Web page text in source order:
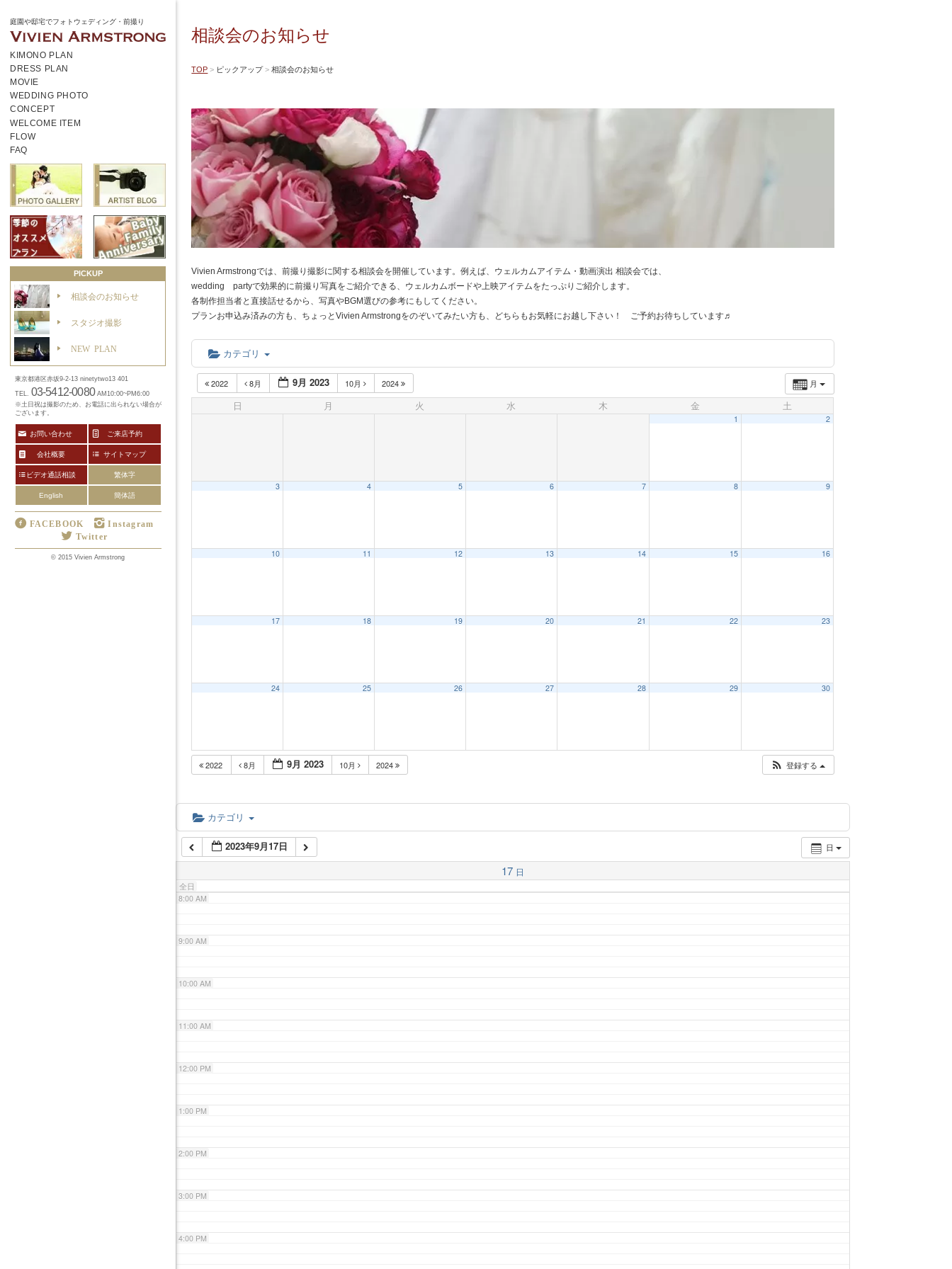
庭園や邸宅でフォトウェディング・前撮り
KIMONO PLAN
DRESS PLAN
MOVIE
WEDDING PHOTO
CONCEPT
WELCOME ITEM
FLOW
FAQ
PICKUP
相談会のお知らせ
スタジオ撮影
NEW PLAN
相談会のお知らせ
TOP ピックアップ 相談会のお知らせ
Vivien Armstrongでは、前撮り撮影に関する相談会を開催しています。例えば、ウェルカムアイテム・動画演出 相談会では、
wedding partyで効果的に前撮り写真をご紹介できる、ウェルカムボードや上映アイテムをたっぷりご紹介します。
各制作担当者と直接話せるから、写真やBGM選びの参考にもしてください。
プランお申込み済みの方も、ちょっとVivien Armstrongをのぞいてみたい方も、どちらもお気軽にお越し下さい！ ご予約お待ちしています♬
カテゴリ
月
2022 8月 9月 2023 10月 2024
日 月 火 水 木 金 土
1 2
3 4 5 6 7 8 9
10 11 12 13 14 15 16
17 18 19 20 21 22 23
24 25 26 27 28 29 30
2022 8月 9月 2023 10月 2024 登録する
カテゴリ
日
2023年9月17日
17 日
全日
3:00 AM
5:00 AM
6:00 AM
7:00 AM
8:00 AM
9:00 AM
10:00 AM
11:00 AM
12:00 PM
1:00 PM
2:00 PM
3:00 PM
4:00 PM
東京都港区赤坂9-2-13 ninetytwo13 401
TEL. 03-5412-0080 AM10:00~PM6:00
※土日祝は撮影のため、お電話に出られない場合が
ございます。
お問い合わせ ご来店予約
会社概要 サイトマップ
ビデオ通話相談 繁体字
English 簡体語
FACEBOOK
Instagram
Twitter
© 2015 Vivien Armstrong